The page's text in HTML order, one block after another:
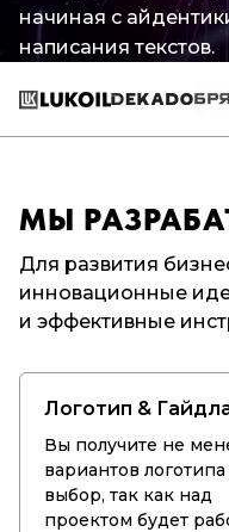
начиная с
написания текстов.
МЫ
Для развития
инновационные
и эффективные
Логотип &
Вы получите не
вариантов логотипа
выбор, так как над
проектом будет